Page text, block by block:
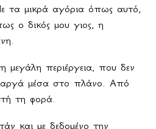
τα μικρά αγόρια όπως αυτό,
ο δικός μου γιος, η
μεγάλη περιέργεια, που δεν
αργά μέσα στο πλάνο. Από
τη φορά.
και με δεδομένο την